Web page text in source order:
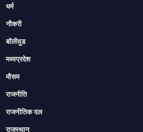
धर्म
नौकरी
बॉलीवुड
मध्यप्रदेश
मौसम
राजनीति
राजनीतिक दल
राजस्थान